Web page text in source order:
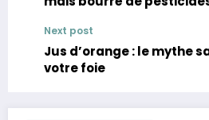
Next post
Jus d’orange : le mythe
votre foie